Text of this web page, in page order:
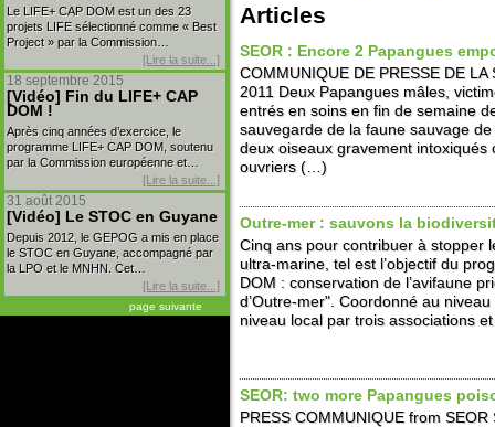
Le LIFE+ CAP DOM est un des 23
projets LIFE sélectionné comme « Best
Project » par la Commission…
[Lire la suite...]
18 septembre 2015
[Vidéo] Fin du LIFE+ CAP
DOM !
Après cinq années d’exercice, le
programme LIFE+ CAP DOM, soutenu
par la Commission européenne et…
[Lire la suite...]
31 août 2015
[Vidéo] Le STOC en Guyane
Depuis 2012, le GEPOG a mis en place
le STOC en Guyane, accompagné par
la LPO et le MNHN. Cet…
[Lire la suite...]
page suivante
Articles
SEOR : Encore 2 Papangues
COMMUNIQUE DE PRESSE DE
2011 Deux Papangues mâles,
entrés en soins en fin de semaine
sauvegarde de la faune sauvage
deux oiseaux gravement intoxiqués
ouvriers (…)
Outre-mer : sauvons la
Cinq ans pour contribuer à stopper
ultra-marine, tel est l’objectif du
DOM : conservation de l’avifaune
d’Outre-mer". Coordonné au
niveau local par trois associations
SEOR: two more Papangues
PRESS COMMUNIQUE from